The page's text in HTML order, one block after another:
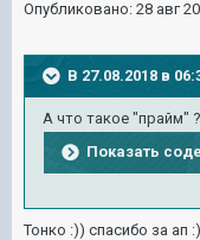
Опубликовано: 28 авг
В 27.08.2018 в
А что такое "прайм"
Показать
Тонко :)) спасибо за ап :)